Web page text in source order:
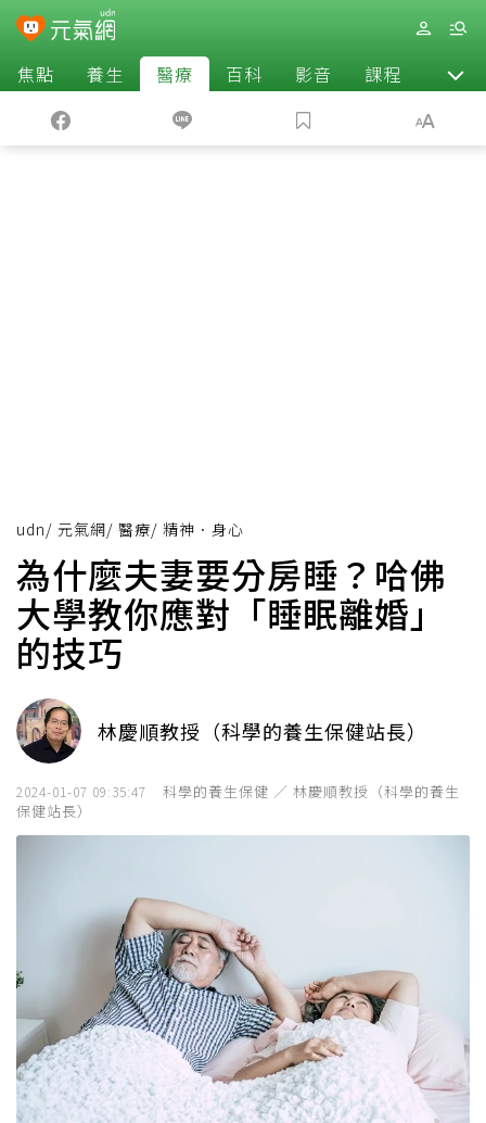
焦點 養生 醫療 百科 影音 課程 退休
udn/ 元氣網/ 醫療/ 精神．身心
為什麼夫妻要分房睡？哈佛
大學教你應對「睡眠離婚」
的技巧
林慶順教授（科學的養生保健站長）
2024-01-07 09:35:47
科學的養生保健 ／ 林慶順教授（科學的養生
保健站長）